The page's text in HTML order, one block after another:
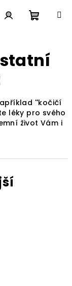
košík
''kočičí
léky pro svého
život Vám i